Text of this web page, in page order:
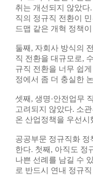
취는 개선되지 않았
직의 정규직 전환이
드맵 같은 개혁 정책
둘째, 자회사 방식의
직 전환을 대규모로,
규직 전환을 너무 쉽
정에서 좀 더 충실한
셋째, 생명·안전업무
고려되지 않았다. 소
온 산업정책을 우선시
공공부문 정규직화
한다. 첫째, 아직도 정
나쁜 선례를 남길 수
로 반드시 연내 정규